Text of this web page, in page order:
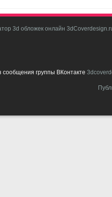
3d обложек онлайн
сообщения группы ВКонтакте